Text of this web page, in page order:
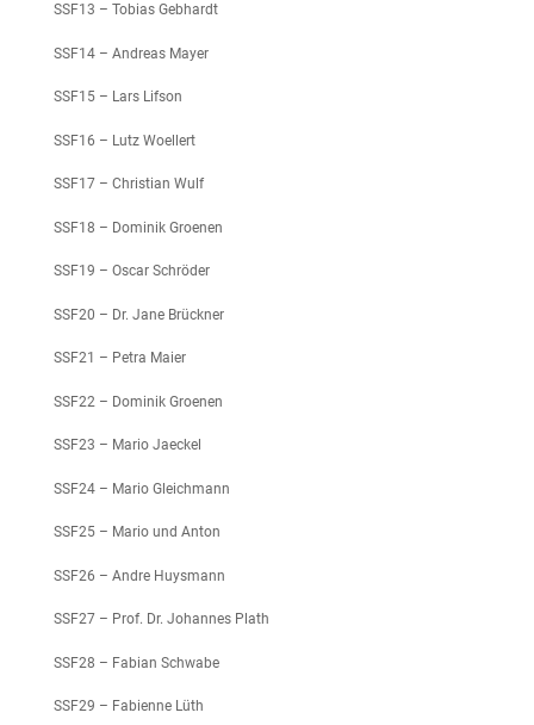
SSF13 – Tobias Gebhardt
SSF14 – Andreas Mayer
SSF15 – Lars Lifson
SSF16 – Lutz Woellert
SSF17 – Christian Wulf
SSF18 – Dominik Groenen
SSF19 – Oscar Schröder
SSF20 – Dr. Jane Brückner
SSF21 – Petra Maier
SSF22 – Dominik Groenen
SSF23 – Mario Jaeckel
SSF24 – Mario Gleichmann
SSF25 – Mario und Anton
SSF26 – Andre Huysmann
SSF27 – Prof. Dr. Johannes Plath
SSF28 – Fabian Schwabe
SSF29 – Fabienne Lüth